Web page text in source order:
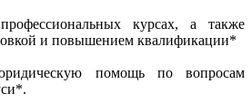
курсах, а также
и повышением квалификации*
помощь по вопросам